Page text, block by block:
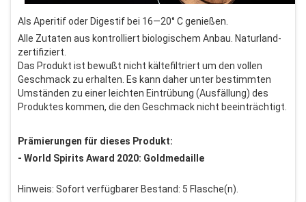
Als Aperitif oder Digestif bei 16—20° C genießen.
Alle Zutaten aus kontrolliert biologischem Anbau. Naturland-
zertifiziert.
Das Produkt ist bewußt nicht kältefiltriert um den vollen
Geschmack zu erhalten. Es kann daher unter bestimmten
Umständen zu einer leichten Eintrübung (Ausfällung) des
Produktes kommen, die den Geschmack nicht beeinträchtigt.
Prämierungen für dieses Produkt:
- World Spirits Award 2020: Goldmedaille
Hinweis: Sofort verfügbarer Bestand: 5 Flasche(n).